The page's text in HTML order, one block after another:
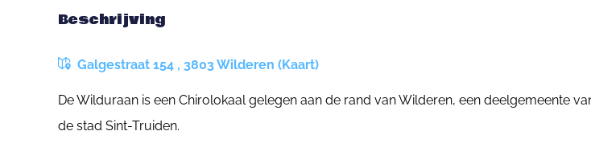
Beschrijving
Galgestraat 154 , 3803 Wilderen (Kaart)
De Wilduraan is een Chirolokaal gelegen aan de rand van Wilderen, een deelgemeente
de stad Sint-Truiden.